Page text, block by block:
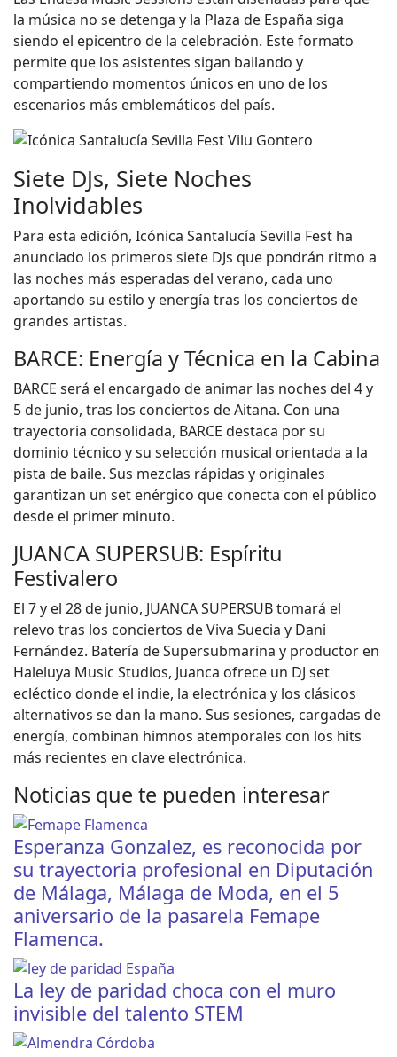
la música no se detenga y la Plaza de España siga
siendo el epicentro de la celebración. Este formato
permite que los asistentes sigan bailando y
compartiendo momentos únicos en uno de los
escenarios más emblemáticos del país.
Siete DJs, Siete Noches
Inolvidables
Para esta edición, Icónica Santalucía Sevilla Fest ha
anunciado los primeros siete DJs que pondrán ritmo a
las noches más esperadas del verano, cada uno
aportando su estilo y energía tras los conciertos de
grandes artistas.
BARCE: Energía y Técnica en la Cabina
BARCE será el encargado de animar las noches del 4 y
5 de junio, tras los conciertos de Aitana. Con una
trayectoria consolidada, BARCE destaca por su
dominio técnico y su selección musical orientada a la
pista de baile. Sus mezclas rápidas y originales
garantizan un set enérgico que conecta con el público
desde el primer minuto.
JUANCA SUPERSUB: Espíritu
Festivalero
El 7 y el 28 de junio, JUANCA SUPERSUB tomará el
relevo tras los conciertos de Viva Suecia y Dani
Fernández. Batería de Supersubmarina y productor en
Haleluya Music Studios, Juanca ofrece un DJ set
ecléctico donde el indie, la electrónica y los clásicos
alternativos se dan la mano. Sus sesiones, cargadas de
energía, combinan himnos atemporales con los hits
más recientes en clave electrónica.
Noticias que te pueden interesar
Esperanza Gonzalez, es reconocida por
su trayectoria profesional en Diputación
de Málaga, Málaga de Moda, en el 5
aniversario de la pasarela Femape
Flamenca.
La ley de paridad choca con el muro
invisible del talento STEM